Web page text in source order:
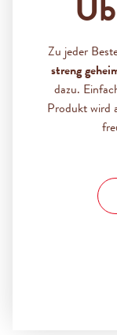
Bildergalerie
An dieser
musst
Zu jeder
streng
dazu.
Produkt wird